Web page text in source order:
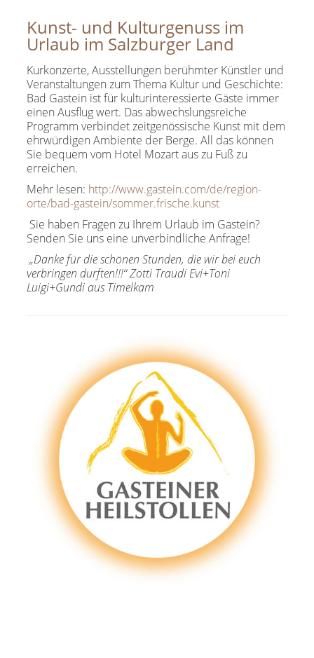
Kunst- und Kulturgenuss im
Urlaub im Salzburger Land
Kurkonzerte, Ausstellungen berühmter Künstler und
Veranstaltungen zum Thema Kultur und Geschichte:
Bad Gastein ist für kulturinteressierte Gäste immer
einen Ausflug wert. Das abwechslungsreiche
Programm verbindet zeitgenössische Kunst mit dem
ehrwürdigen Ambiente der Berge. All das können
Sie bequem vom Hotel Mozart aus zu Fuß zu
erreichen.
Mehr lesen: http://www.gastein.com/de/region-
orte/bad-gastein/sommer.frische.kunst
Sie haben Fragen zu Ihrem Urlaub im Gastein?
Senden Sie uns eine unverbindliche Anfrage!
„Danke für die schönen Stunden, die wir bei euch
verbringen durften!!!“ Zotti Traudi Evi+Toni
Luigi+Gundi aus Timelkam